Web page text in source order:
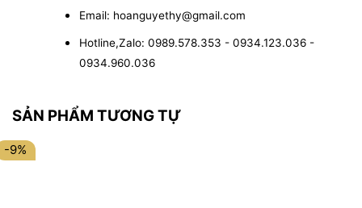
Email: hoanguyethy@gmail.com
Hotline,Zalo: 0989.578.353 - 0934.123.036 -
0934.960.036
SẢN PHẨM TƯƠNG TỰ
-9%